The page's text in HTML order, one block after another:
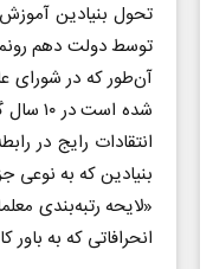
توسط دولت دهم
آن‌طور که در شورای
انتقادات رایج در
بنیادین که به نوعی
«لایحه رتبه‌بندی
انحرافاتی که به
دکتر یدالله جوانی